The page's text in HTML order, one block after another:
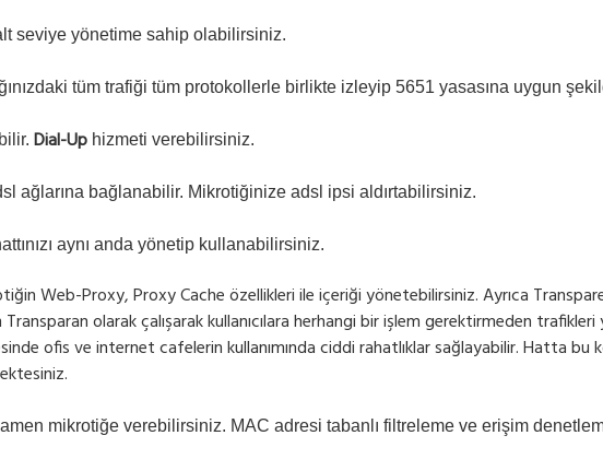
seviye yönetime sahip olabilirsiniz.
tüm trafiği tüm protokollerle birlikte izleyip 5651 yasasına uygun
Dial-Up hizmeti verebilirsiniz.
ağlarına bağlanabilir. Mikrotiğinize adsl ipsi aldırtabilirsiniz.
aynı anda yönetip kullanabilirsiniz.
Web-Proxy, Proxy Cache özellikleri ile içeriği yönetebilirsiniz. Ayrıca
olarak çalışarak kullanıcılara herhangi bir işlem gerektirmeden
ofis ve internet cafelerin kullanımında ciddi rahatlıklar sağlayabilir. Hatta bu
mikrotiğe verebilirsiniz. MAC adresi tabanlı filtreleme ve erişim